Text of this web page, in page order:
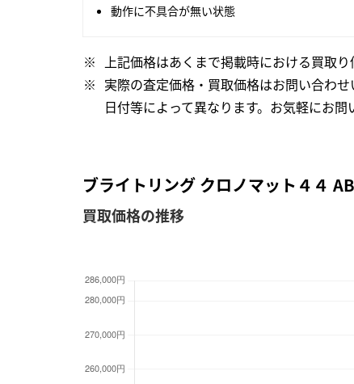
動作に不具合が無い状態
上記価格はあくまで掲載時における買取
実際の査定価格・買取価格はお問い合わ
日付等によって異なります。お気軽にお問
ブライトリング クロノマット４４
買取価格の推移